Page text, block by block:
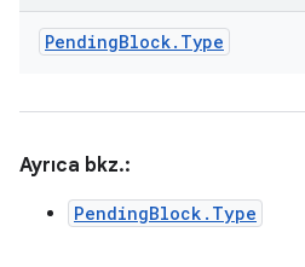
PendingBlock. Type
Ayrıca bkz.:
PendingBlock.Type